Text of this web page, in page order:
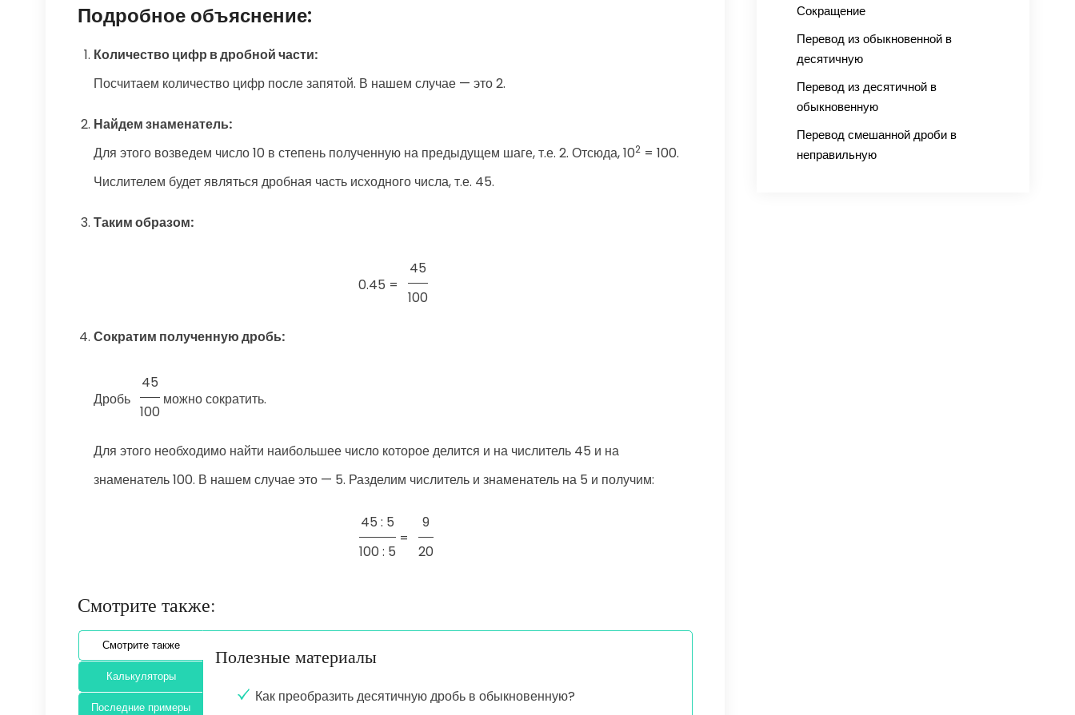
Подробное объяснение:
Количество цифр в дробной части:
Посчитаем количество цифр после запятой. В нашем случае — это 2.
Найдем знаменатель:
Для этого возведем число 10 в степень полученную на предыдущем шаге, т.е. 2. Отсюда, 102 = 100.
Числителем будет являться дробная часть исходного числа, т.е. 45.
Таким образом:
0.45 =
45
100
Сократим полученную дробь:
Дробь
45
100
можно сократить.
Для этого необходимо найти наибольшее число которое делится и на числитель 45 и на
знаменатель 100. В нашем случае это — 5. Разделим числитель и знаменатель на 5 и получим:
45 : 5
100 : 5
=
9
20
Смотрите также:
Смотрите также
Калькуляторы
Последние примеры
Полезные материалы
Как преобразить десятичную дробь в обыкновенную?
Сокращение
Перевод из обыкновенной в
десятичную
Перевод из десятичной в
обыкновенную
Перевод смешанной дроби в
неправильную